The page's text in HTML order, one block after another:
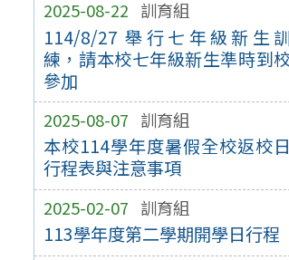
2025-08-22 訓育組
114/8/27 舉行七年級新生訓
練，請本校七年級新生準時到
參加
2025-08-07 訓育組
本校114學年度暑假全校返校日
行程表與注意事項
2025-02-07 訓育組
113學年度第二學期開學日行程